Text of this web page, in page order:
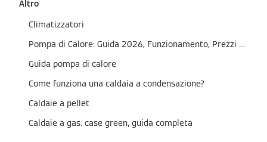
Altro
Climatizzatori
Pompa di Calore: Guida 2026, Funzionamento, Prezzi e Incentivi
Guida pompa di calore
Come funziona una caldaia a condensazione?
Caldaie a pellet
Caldaie a gas: case green, guida completa